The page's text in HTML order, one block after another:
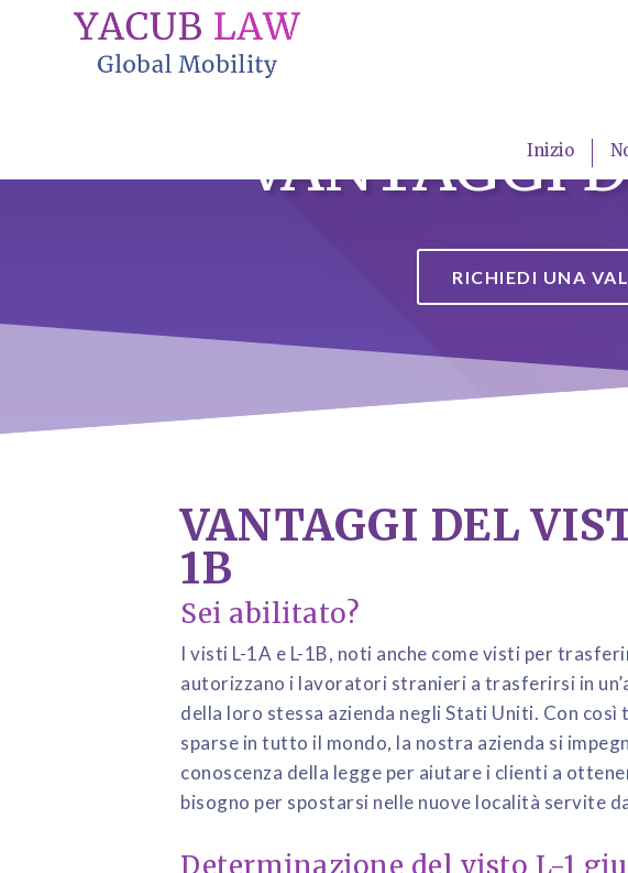
Inizio
VANTAGGI
RICHIEDI UNA
VANTAGGI DEL
1B
Sei abilitato?
I visti L-1A e L-1B, noti anche come visti per
autorizzano i lavoratori stranieri a trasferirsi in
della loro stessa azienda negli Stati Uniti. Con
sparse in tutto il mondo, la nostra azienda si
conoscenza della legge per aiutare i clienti a
bisogno per spostarsi nelle nuove località servite